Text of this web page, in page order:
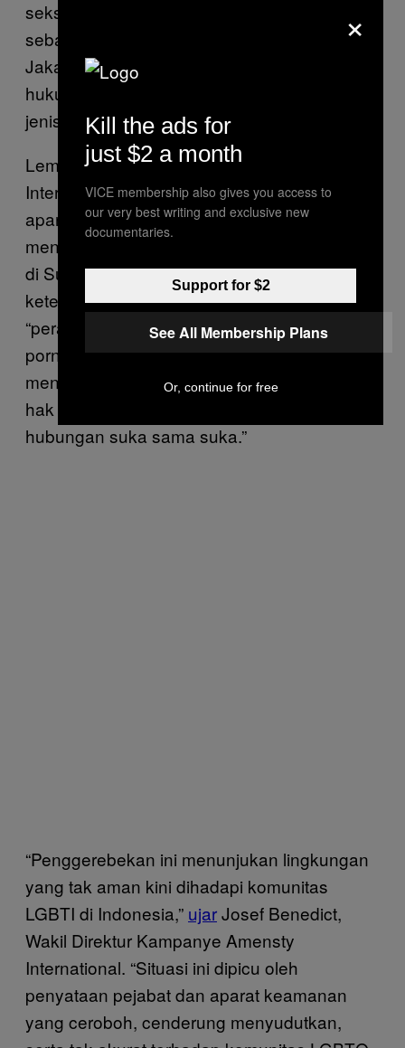
seks antar sesama perempuan. Ini pula
sebabnya polisi dalam penggerebekan di
Jakarta maupun Surabaya memakai dasar
hukum pornoaksi, bukan hubungan sesama
jenis.
Lembaga pemantau HAM, Amnesty
International, mengutuk berbagai tindakan
aparat hukum Indonesia yang
mendiskriminasi penyuka sesama jenis, baik
di Surabaya, Jakarta, maupun Aceh. Melalui
keterangan tertulis, mereka menyatakan
“peraturan tentang definisi pornografi dan
pornoaksi yang ambigu digunakan aparat
menyasar komunitas LGBTQ dan mencabut
hak dasar mereka serta hak terlibat dalam
hubungan suka sama suka.”
“Penggerebekan ini menunjukan lingkungan
yang tak aman kini dihadapi komunitas
LGBTI di Indonesia,” ujarJosef Benedict,
Wakil Direktur Kampanye Amensty
International. “Situasi ini dipicu oleh
penyataan pejabat dan aparat keamanan
yang ceroboh, cenderung menyudutkan,
×
Kill the ads for
just $2 a month
VICE membership also gives you access to
our very best writing and exclusive new
documentaries.
Support for $2
See All Membership Plans
Or, continue for free